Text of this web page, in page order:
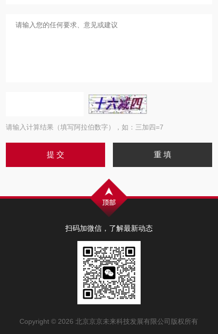
请输入计算结果（填写阿拉伯数字），如：三加四=7
扫码加微信，了解最新动态
Copyright © 2026 北京京京未来科技发展有限公司版权所有